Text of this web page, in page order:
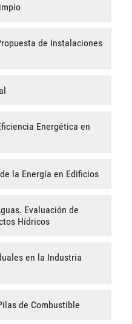
de Instalaciones
Energética en
la Energía en Edificios
Evaluación de
Hídricos
en la Industria
de Combustible